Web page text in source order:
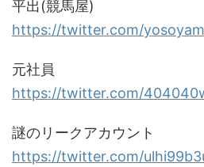
平出(競馬屋)
https://twitter.com/
元社員
https://twitter.com/
謎のリークアカウント
https://twitter.com/